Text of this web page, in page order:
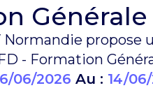
Normandie propose
- Formation
06/2026 Au : 14/